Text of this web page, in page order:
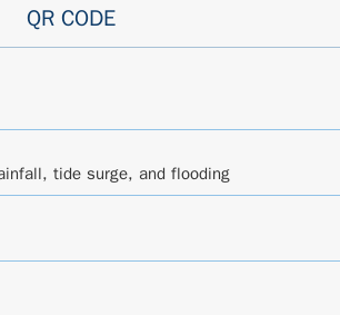
QR CODE
tide surge, and flooding